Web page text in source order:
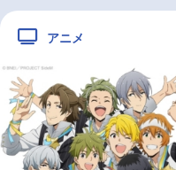
2.5次元 配信・Vtuber
最新記事一覧
アニメ